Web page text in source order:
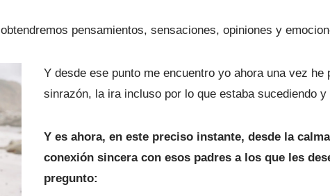
pensamientos, sensaciones, opiniones y
Y desde ese punto me encuentro yo ahora una vez
sinrazón, la ira incluso por lo que estaba sucediendo
Y es ahora, en este preciso instante, desde la
conexión sincera con esos padres a los que les
pregunto: